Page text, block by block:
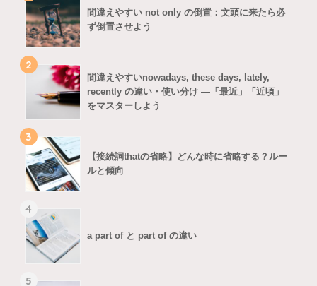
間違えやすい not only の倒置：文頭に来たら必
ず倒置させよう
2
間違えやすいnowadays, these days, lately,
recently の違い・使い分け ―「最近」「近頃」
をマスターしよう
3
【接続詞thatの省略】どんな時に省略する？ルー
ルと傾向
4
a part of と part of の違い
5